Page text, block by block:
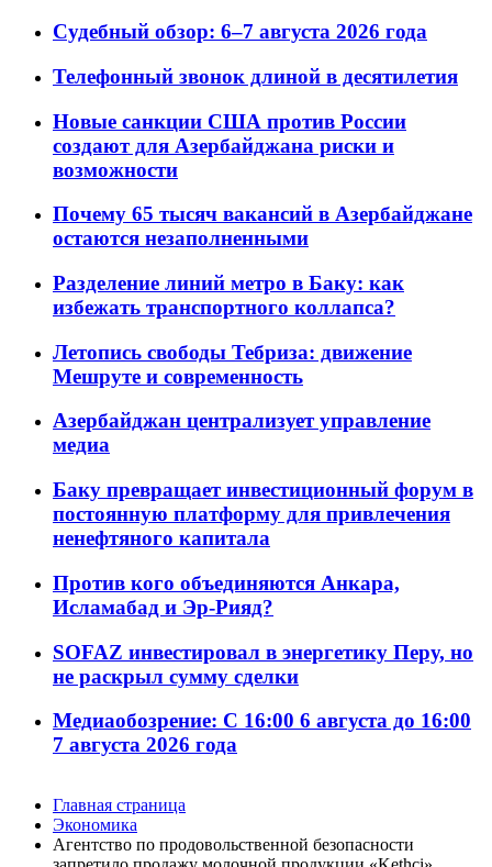
Судебный обзор: 6–7 августа 2026 года
Телефонный звонок длиной в десятилетия
Новые санкции США против России
создают для Азербайджана риски и
возможности
Почему 65 тысяч вакансий в Азербайджане
остаются незаполненными
Разделение линий метро в Баку: как
избежать транспортного коллапса?
Летопись свободы Тебриза: движение
Мешруте и современность
Азербайджан централизует управление
медиа
Баку превращает инвестиционный форум в
постоянную платформу для привлечения
ненефтяного капитала
Против кого объединяются Анкара,
Исламабад и Эр-Рияд?
SOFAZ инвестировал в энергетику Перу, но
не раскрыл сумму сделки
Медиаобозрение: С 16:00 6 августа до 16:00
7 августа 2026 года
Главная страница
Экономика
Агентство по продовольственной безопасности